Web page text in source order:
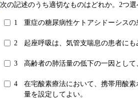
次の記述のうち適切なものはどれか。2つ選
1 重症の糖尿病性ケトアシドーシス
2 起座呼吸は、気管支喘息の患者にも
3 高齢者の肺活量の低下の一因とし
4
在宅酸素療法において、携帯用酸
量を設定してよい。